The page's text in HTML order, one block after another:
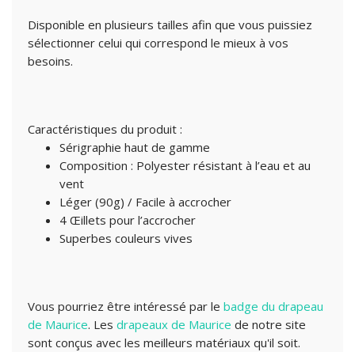
Disponible en plusieurs tailles afin que vous puissiez
sélectionner celui qui correspond le mieux à vos
besoins.
Caractéristiques du produit :
Sérigraphie haut de gamme
Composition : Polyester résistant à l’eau et au
vent
Léger (90g) / Facile à accrocher
4 Œillets pour l’accrocher
Superbes couleurs vives
Vous pourriez être intéressé par le badge du drapeau
de Maurice. Les drapeaux de Maurice de notre site
sont conçus avec les meilleurs matériaux qu'il soit.